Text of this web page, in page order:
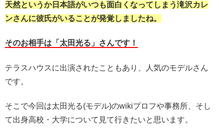
天然というか日本語がいつも面白くなってしまう滝沢カレ
ンさんに彼氏がいることが発覚しましたね。
そのお相手は「太田光る」さんです！
テラスハウスに出演されたこともあり、人気のモデルさん
です。
そこで今回は太田光る(モデル)のwikiプロフや事務所、そし
て出身高校・大学について見て行きたいと思います。